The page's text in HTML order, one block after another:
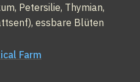
Petersilie, Thymian,
essbare Blüten
Farm